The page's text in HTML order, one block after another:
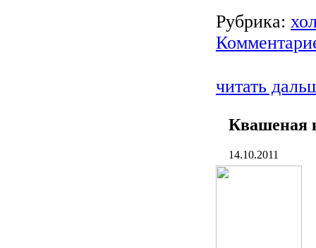
Рубрика:
читать
Квашеная
14.10.2011